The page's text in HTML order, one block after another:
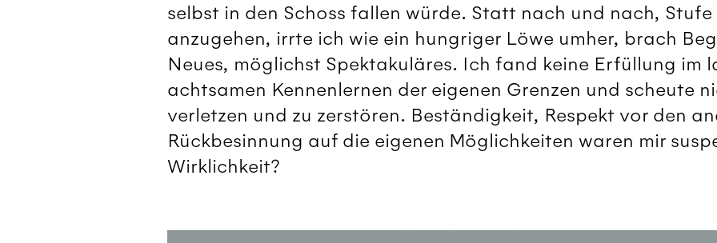
selbst in den Schoss fallen würde. Statt nach und nach,
anzugehen, irrte ich wie ein hungriger Löwe umher, brach
Neues, möglichst Spektakuläres. Ich fand keine Erfüllung im
achtsamen Kennenlernen der eigenen Grenzen und scheute
verletzen und zu zerstören. Beständigkeit, Respekt vor den
Rückbesinnung auf die eigenen Möglichkeiten waren mir
Wirklichkeit?